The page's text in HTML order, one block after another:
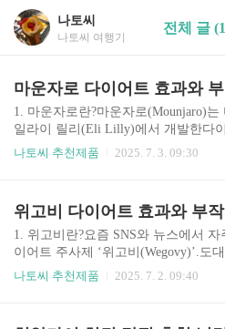
나토씨
나토씨 여행기
전체 글
1. 마운자로란?마운자로(Mounjaro)는
일라이 릴리(Eli Lilly)에서 개발한다
이자 당뇨병 치료제입니다.주성분은
인크레틴 기반 약물입니다. ✅ 요약:
LP-1과 GIP를 동시에 자극하여식욕
지방분해를 촉진하며, 혈당을 안정적
니다. 2. 마운자로의 주요 효과 마운자
량뿐 아니라, 내장지방 제거 / 혈당 안
나토씨 추천제품 2025. 7. 3. 09:30
1. 위고비란?요즘 SNS와 뉴스에서
이어트 주사제 ‘위고비(Wegovy)’.도
이길래 이렇게 인기를 끌고 있을까요?
나토씨 추천제품 2025. 7. 2. 09:40